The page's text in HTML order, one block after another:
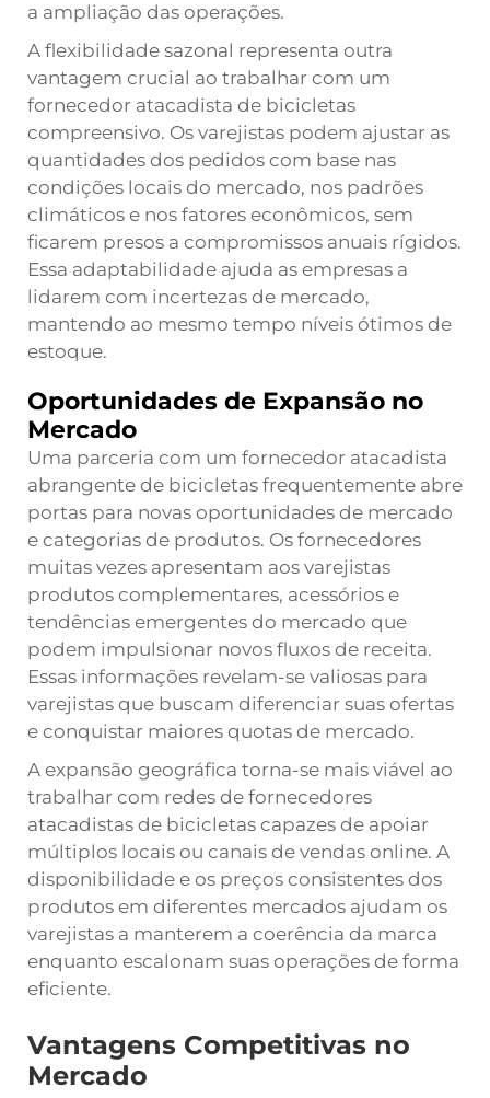
a ampliação das operações.
A flexibilidade sazonal representa outra
vantagem crucial ao trabalhar com um
fornecedor atacadista de bicicletas
compreensivo. Os varejistas podem ajustar as
quantidades dos pedidos com base nas
condições locais do mercado, nos padrões
climáticos e nos fatores econômicos, sem
ficarem presos a compromissos anuais rígidos.
Essa adaptabilidade ajuda as empresas a
lidarem com incertezas de mercado,
mantendo ao mesmo tempo níveis ótimos de
estoque.
Oportunidades de Expansão no
Mercado
Uma parceria com um fornecedor atacadista
abrangente de bicicletas frequentemente abre
portas para novas oportunidades de mercado
e categorias de produtos. Os fornecedores
muitas vezes apresentam aos varejistas
produtos complementares, acessórios e
tendências emergentes do mercado que
podem impulsionar novos fluxos de receita.
Essas informações revelam-se valiosas para
varejistas que buscam diferenciar suas ofertas
e conquistar maiores quotas de mercado.
A expansão geográfica torna-se mais viável ao
trabalhar com redes de fornecedores
atacadistas de bicicletas capazes de apoiar
múltiplos locais ou canais de vendas online. A
disponibilidade e os preços consistentes dos
produtos em diferentes mercados ajudam os
varejistas a manterem a coerência da marca
enquanto escalonam suas operações de forma
eficiente.
Vantagens Competitivas no
Mercado